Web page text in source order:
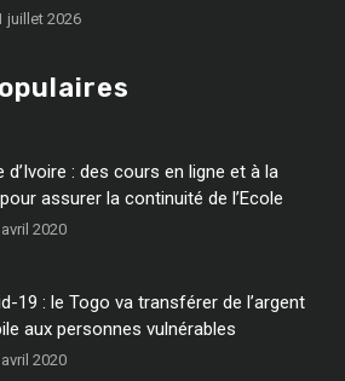
juillet 2026
d’Ivoire : des cours en ligne et à la
assurer la continuité de l’Ecole
2020
19 : le Togo va transférer de l’argent
aux personnes vulnérables
2020